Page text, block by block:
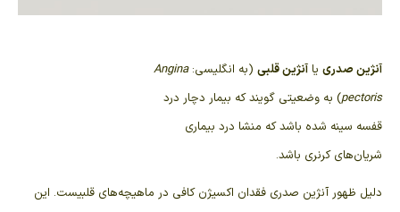
آنژین صدری یا آنژین قلبی (به انگلیسی:
Angina
pectoris) به وضعیتی گویند که بیمار دچار درد
قفسه سینه شده باشد که منشا درد بیماری
شریان‌های کرنری باشد.
دلیل ظهور آنژین صدری فقدان اکسیژن کافی در ماهیچه‌های قلبیست. این